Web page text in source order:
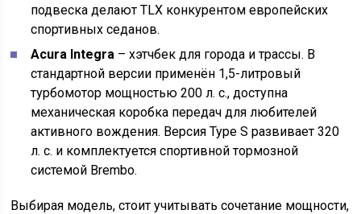
подвеска делают TLX конкурентом европейских
спортивных седанов.
Acura Integra – хэтчбек для города и трассы. В
стандартной версии применён 1,5-литровый
турбомотор мощностью 200 л. с., доступна
механическая коробка передач для любителей
активного вождения. Версия Type S развивает 320
л. с. и комплектуется спортивной тормозной
системой Brembo.
Выбирая модель, стоит учитывать сочетание мощности,